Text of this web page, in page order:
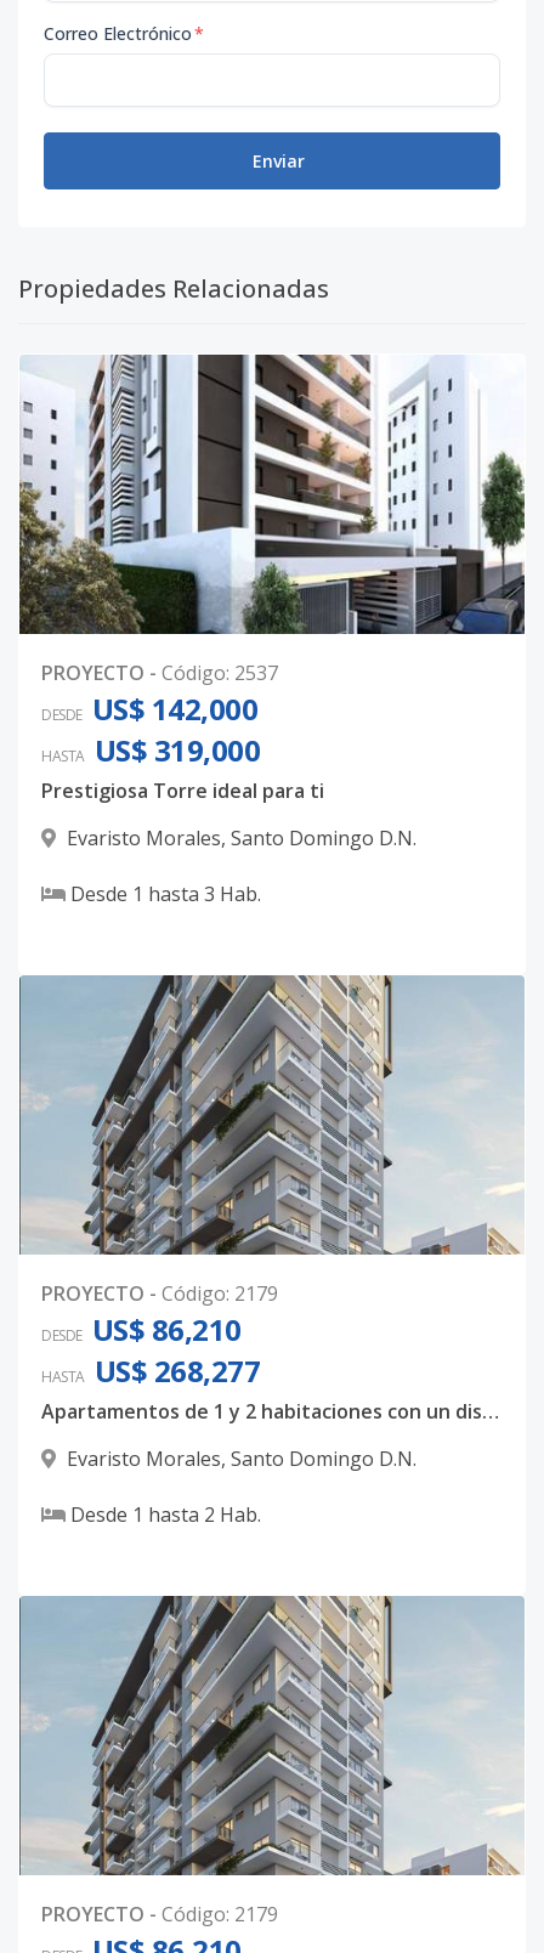
Correo Electrónico*
Enviar
Propiedades Relacionadas
PROYECTO - Código: 2537
DESDE US$ 142,000
HASTA US$ 319,000
Prestigiosa Torre ideal para ti
Evaristo Morales, Santo Domingo D.N.
Desde 1 hasta 3 Hab.
PROYECTO - Código: 2179
DESDE US$ 86,210
HASTA US$ 268,277
Apartamentos de 1 y 2 habitaciones con un diseño totalmente majestuoso
Evaristo Morales, Santo Domingo D.N.
Desde 1 hasta 2 Hab.
PROYECTO - Código: 2179